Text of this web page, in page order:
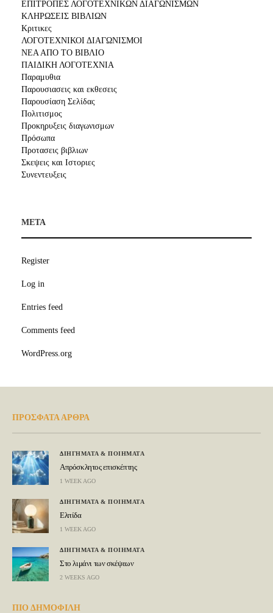
ΕΠΙΤΡΟΠΕΣ ΛΟΓΟΤΕΧΝΙΚΩΝ ΔΙΑΓΩΝΙΣΜΩΝ
ΚΛΗΡΩΣΕΙΣ ΒΙΒΛΙΩΝ
Κριτικες
ΛΟΓΟΤΕΧΝΙΚΟΙ ΔΙΑΓΩΝΙΣΜΟΙ
ΝΕΑ ΑΠΟ ΤΟ ΒΙΒΛΙΟ
ΠΑΙΔΙΚΗ ΛΟΓΟΤΕΧΝΙΑ
Παραμυθια
Παρουσιασεις και εκθεσεις
Παρουσίαση Σελίδας
Πολιτισμος
Προκηρυξεις διαγωνισμων
Πρόσωπα
Προτασεις βιβλιων
Σκεψεις και Ιστοριες
Συνεντευξεις
META
Register
Log in
Entries feed
Comments feed
WordPress.org
ΠΡΟΣΦΑΤΑ ΑΡΘΡΑ
ΔΙΗΓΗΜΑΤΑ & ΠΟΙΗΜΑΤΑ
Απρόσκλητος επισκέπτης
1 WEEK AGO
ΔΙΗΓΗΜΑΤΑ & ΠΟΙΗΜΑΤΑ
Ελπίδα
1 WEEK AGO
ΔΙΗΓΗΜΑΤΑ & ΠΟΙΗΜΑΤΑ
Στο λιμάνι των σκέψεων
2 WEEKS AGO
ΠΙΟ ΔΗΜΟΦΙΛΗ